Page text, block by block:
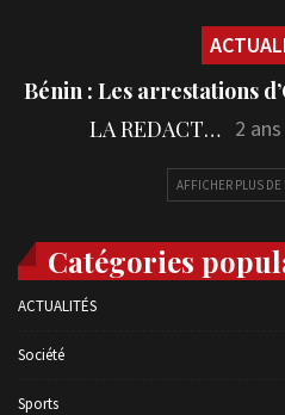
Bénin : Les arrestations
LA REDACTION 2
AFFICHER PLUS
Catégories
ACTUALITÉS
Société
Sports